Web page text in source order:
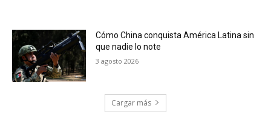
Cómo China conquista América Latina sin
que nadie lo note
3 agosto 2026
Cargar más